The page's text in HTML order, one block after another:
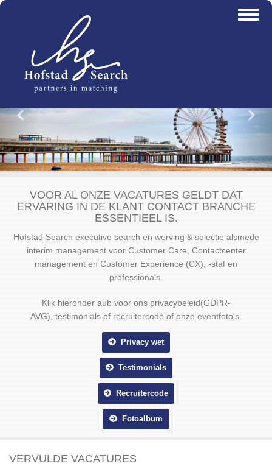
Overslaan
Vorige
VOOR AL ONZE VACATURES GELDT DAT
ERVARING IN DE KLANT CONTACT BRANCHE
ESSENTIEEL IS.
Hofstad Search executive search en werving & selectie alsmede
interim management voor Customer Care, Contactcenter
management en Customer Experience (CX), -staf en
professionals.
Klik hieronder aub voor ons privacybeleid(GDPR-
AVG), testimonials of recruitercode of onze eventfoto's.
Privacy wet
Testimonials
Recruitercode
Fotoalbum
VERVULDE VACATURES